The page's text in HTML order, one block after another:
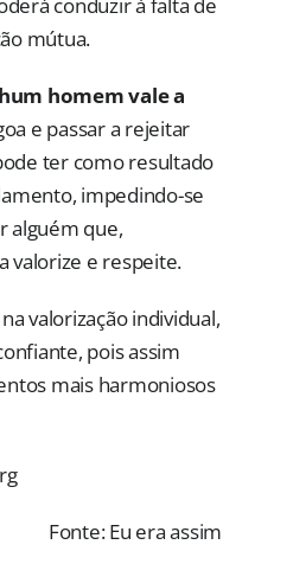
conduzir à falta de
mútua.
homem vale a
e passar a rejeitar
ter como resultado
impedindo-se
alguém que,
valorize e respeite.
valorização individual,
pois assim
mais harmoniosos
Fonte: Eu era assim